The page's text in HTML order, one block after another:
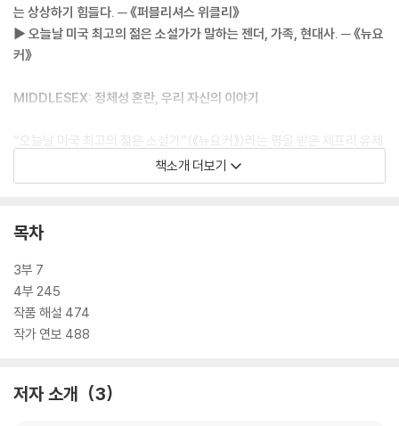
는 상상하기 힘들다. ─ 《퍼블리셔스 위클리》
▶ 오늘날 미국 최고의 젊은 소설가가 말하는 젠더, 가족, 현대사. ─ 《뉴요
커》
MIDDLESEX: 정체성 혼란, 우리 자신의 이야기
“오늘날 미국 최고의 젊은 소설가”(《뉴요커》)라는 평을 받은 제프리 유제
니디스의 2003년 퓰리처상 수상작 『미들섹스』가 민음사 세계문학전집으
로 출간되었다. ‘미들섹스’라는 제목은 성 정체성의 혼란뿐 아니라 전통과
니디스는 1960년 미국 미시간주 디트로이트에서 태어나 그리스계 미국인
에 큰 영향을 미쳤으며, 이는 『미들섹스』에서 특히 두드러진다. 2003년
퓰리처상 수상작으로 선정되어 그에게 세계적인 명성을 안겨 준 이 작품에
서, 그는 성 정체성과 가족사를 중심으로 하여 공간적으로는 고대 문명의
발생지인 그리스로부터 신대륙 미국까지, 시간적으로는 삼대에 걸친 방대
오늘날 인류 문명의 중심인 미국을 본거지로 살아가는 ‘미들-문화’, ‘미들-
책소개 더보기
목차
3부 7
4부 245
작품 해설 474
작가 연보 488
저자 소개 3